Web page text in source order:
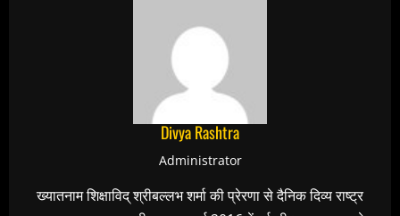
Divya Rashtra
Administrator
ख्यातनाम शिक्षाविद् श्रीबल्लभ शर्मा की प्रेरणा से दैनिक दिव्य राष्ट्र